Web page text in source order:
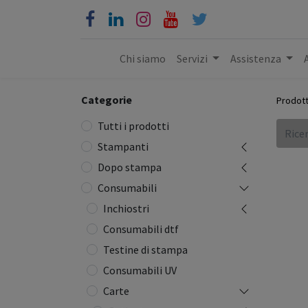
Chi siamo Servizi Assistenza
Categorie
Tutti i prodotti
Stampanti
Dopo stampa
Consumabili
Inchiostri
Consumabili dtf
Testine di stampa
Consumabili UV
Carte